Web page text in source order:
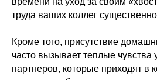
труда ваших коллег
Кроме того, присутствие
часто вызывает теплые чувства
партнеров, которые приходят